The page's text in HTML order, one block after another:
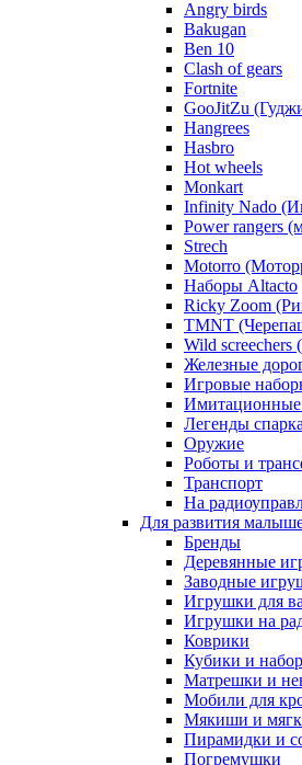
Angry birds
Bakugan
Ben 10
Clash of gears
Fortnite
GooJitZu
Hangrees
Hasbro
Hot wheels
Monkart
Infinity Nado
Power rangers
Strech
Motorro
Наборы Altacto
Ricky Zoom
TMNT
Wild
Железные
Игровые
Легенды спарка
Оружие
Роботы и
Транспорт
На
Для развития
Бренды
Деревянные
Заводные
Игрушки для
Игрушки на
Коврики
Кубики и
Матрешки и
Мобили для
Мякиши и
Пирамидки и
Погремушки